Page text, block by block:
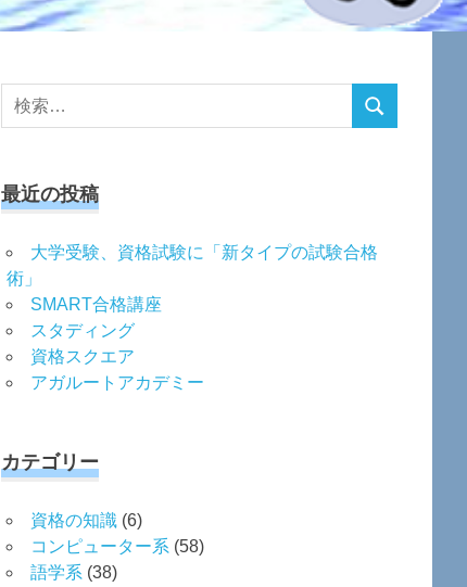
検
検
最近の投稿
大学受験、資格試験に「新タイプの試験合格
術」
SMART合格講座
スタディング
資格スクエア
アガルートアカデミー
カテゴリー
資格の知識 (6)
コンピューター系 (58)
語学系 (38)